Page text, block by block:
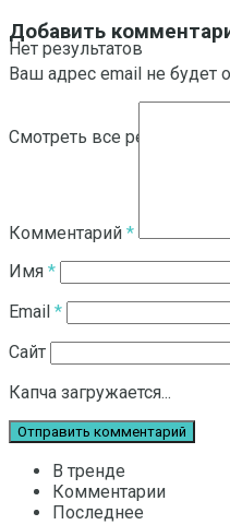
Нет результатов
Смотреть все результаты
Добавить
Ваш адрес email не будет
Комментарий *
Имя *
Email *
Сайт
Капча загружается...
В тренде
Комментарии
Последнее